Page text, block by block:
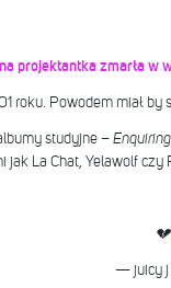
projektantka zmarła w
roku. Powodem miał
studyjne –
jak La Chat, Yelawolf czy
💔
— juicy j